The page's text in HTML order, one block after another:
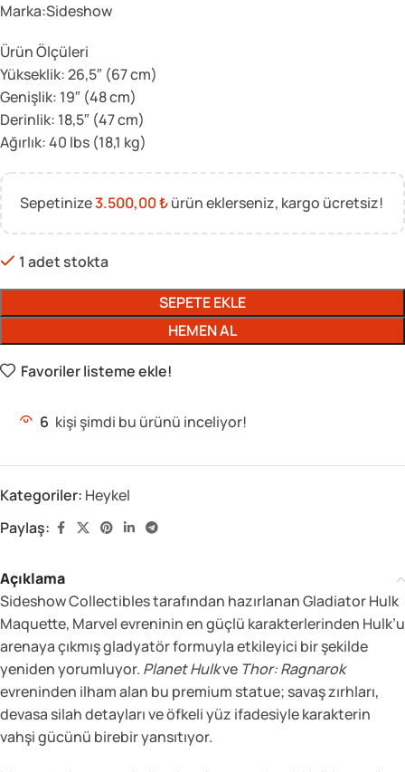
Marka:Sideshow
Ürün Ölçüleri
Yükseklik: 26,5″ (67 cm)
Genişlik: 19″ (48 cm)
Derinlik: 18,5″ (47 cm)
Ağırlık: 40 lbs (18,1 kg)
Sepetinize3.500,00₺ürün eklerseniz, kargo ücretsiz!
1 adet stokta
SEPETE EKLE
HEMEN AL
Favoriler listeme ekle!
6 kişi şimdi bu ürünü inceliyor!
Kategoriler: Heykel
Paylaş:
Açıklama
Sideshow Collectibles tarafından hazırlanan Gladiator Hulk
Maquette, Marvel evreninin en güçlü karakterlerinden Hulk’u
arenaya çıkmış gladyatör formuyla etkileyici bir şekilde
yeniden yorumluyor. Planet Hulkve Thor: Ragnarok
evreninden ilham alan bu premium statue; savaş zırhları,
devasa silah detayları ve öfkeli yüz ifadesiyle karakterin
vahşi gücünü birebir yansıtıyor.